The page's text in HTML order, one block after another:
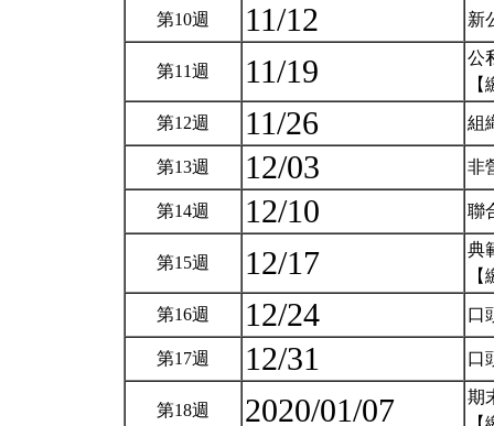
第10週 11/12 新
第11週 11/19
公
第12週 11/26 組
第13週 12/03 非
第14週 12/10 聯
第15週 12/17
典
第16週 12/24 口
第17週 12/31 口
第18週 2020/01/07
期